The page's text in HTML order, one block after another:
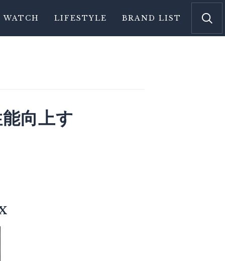
WATCH LIFESTYLE BRAND LIST
向上す